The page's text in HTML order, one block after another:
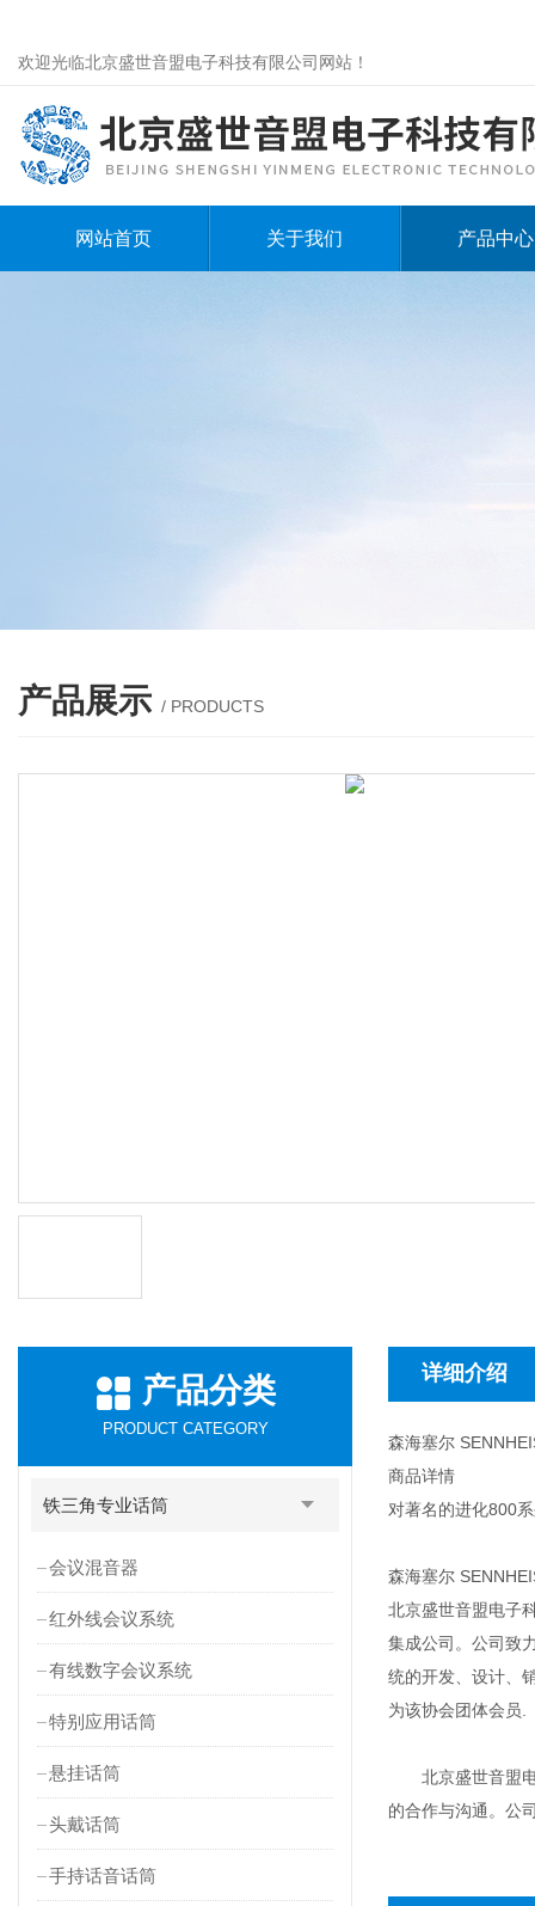
欢迎光临北京盛世音盟电子科技有限公司网站！
网站首页 关于我们 产品中心
产品展示 / PRODUCTS
产品分类
PRODUCT CATEGORY
铁三角专业话筒
会议混音器
红外线会议系统
有线数字会议系统
特别应用话筒
悬挂话筒
头戴话筒
手持话音话筒
详细介绍
森海塞尔
商品详情
对著名的进化800
森海塞尔
北京盛世音盟电子
集成公司。公司致
统的开发、设计、
为该协会团体会员.
北京盛世音盟电
的合作与沟通。公